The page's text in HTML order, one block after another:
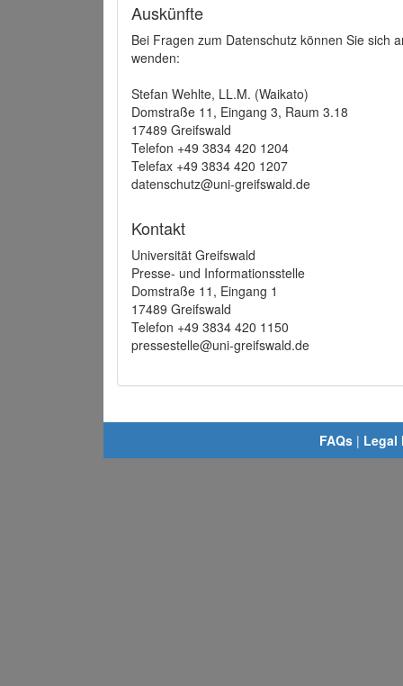
Auskünfte
Bei Fragen zum Datenschutz können Sie sich
wenden:
Stefan Wehlte, LL.M. (Waikato)
Domstraße 11, Eingang 3, Raum 3.18
17489 Greifswald
Telefon +49 3834 420 1204
Telefax +49 3834 420 1207
datenschutz@uni-greifswald.de
Kontakt
Universität Greifswald
Presse- und Informationsstelle
Domstraße 11, Eingang 1
17489 Greifswald
Telefon +49 3834 420 1150
pressestelle@uni-greifswald.de
FAQs | Legal